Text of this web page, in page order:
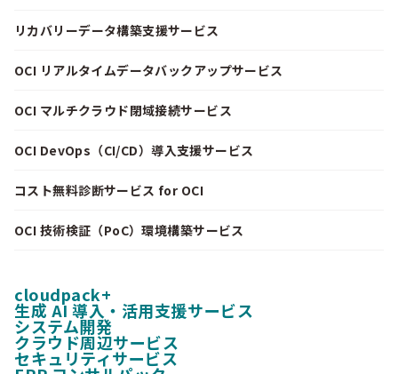
リカバリーデータ構築支援サービス
OCI リアルタイムデータバックアップサービス
OCI マルチクラウド閉域接続サービス
OCI DevOps（CI/CD）導入支援サービス
コスト無料診断サービス for OCI
OCI 技術検証（PoC）環境構築サービス
cloudpack+
生成 AI 導入・活用支援サービス
システム開発
クラウド周辺サービス
セキュリティサービス